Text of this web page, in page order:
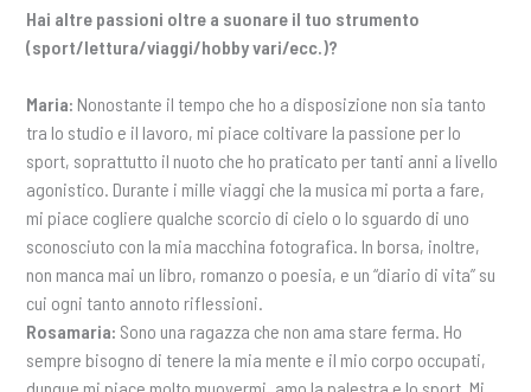
Hai altre passioni oltre a suonare il tuo strumento
(sport/lettura/viaggi/hobby vari/ecc.)?
Maria: Nonostante il tempo che ho a disposizione non sia tanto
tra lo studio e il lavoro, mi piace coltivare la passione per lo
sport, soprattutto il nuoto che ho praticato per tanti anni a livello
agonistico. Durante i mille viaggi che la musica mi porta a fare,
mi piace cogliere qualche scorcio di cielo o lo sguardo di uno
sconosciuto con la mia macchina fotografica. In borsa, inoltre,
non manca mai un libro, romanzo o poesia, e un “diario di vita” su
cui ogni tanto annoto riflessioni.
Rosamaria: Sono una ragazza che non ama stare ferma. Ho
sempre bisogno di tenere la mia mente e il mio corpo occupati,
dunque mi piace molto muovermi, amo la palestra e lo sport. Mi